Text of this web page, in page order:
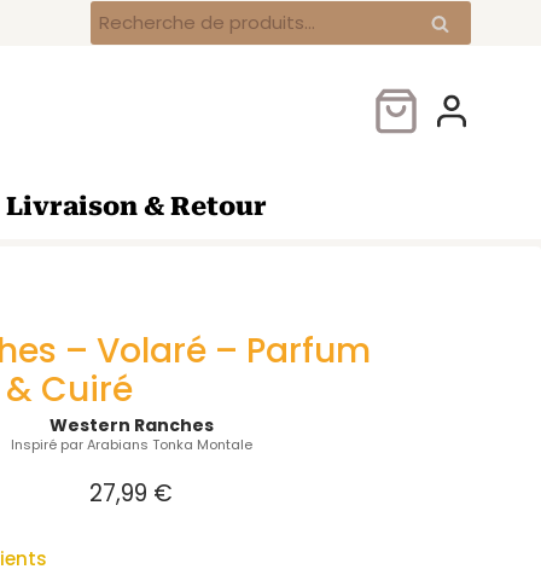
Recherche
pour :
Recherche
Livraison & Retour
– Volaré – Parfum
Cuiré
Western Ranches
Inspiré par Arabians Tonka Montale
27,99 €
Western
Ranches
Boisé